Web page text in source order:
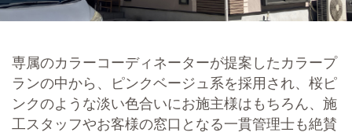
専属のカラーコーディネーターが提案したカラープ
ランの中から、ピンクベージュ系を採用され、桜ピ
ンクのような淡い色合いにお施主様はもちろん、施
工スタッフやお客様の窓口となる一貫管理士も絶賛